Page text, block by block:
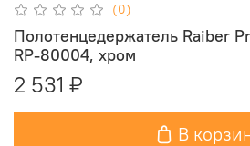
(0)
Полотенцедержатель Raiber
RP-80004, хром
2 531 ₽
В